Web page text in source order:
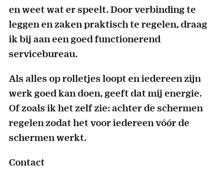
en weet wat er speelt. Door verbinding te
leggen en zaken praktisch te regelen, draag
ik bij aan een goed functionerend
servicebureau.
Als alles op rolletjes loopt en iedereen zijn
werk goed kan doen, geeft dat mij energie.
Of zoals ik het zelf zie: achter de schermen
regelen zodat het voor iedereen vóór de
schermen werkt.
Contact